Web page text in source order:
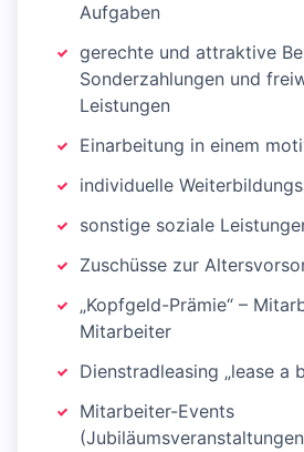
Aufgaben
gerechte und attraktive
Sonderzahlungen und
Leistungen
Einarbeitung in einem
individuelle
sonstige soziale
Zuschüsse zur
„Kopfgeld-Prämie“ –
Mitarbeiter
Dienstradleasing „lease a
Mitarbeiter-Events